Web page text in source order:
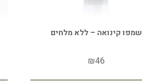
שמפו קינואה – ללא מלחים
₪46